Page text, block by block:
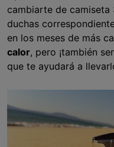
cambiarte de camiseta
duchas
en los meses de más
calor, pero ¡también
que te ayudará a